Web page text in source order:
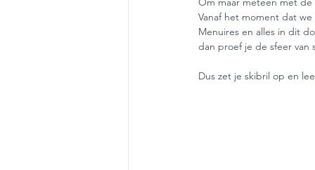
Vanaf het moment dat
Menuires en alles in dit
dan proef je de sfeer van
Dus zet je skibril op en